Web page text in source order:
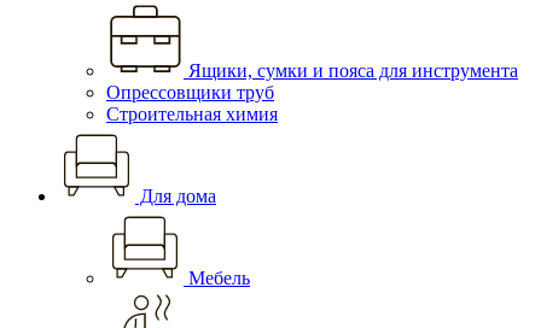
Ящики, сумки и пояса для инструмента
Опрессовщики труб
Строительная химия
Для дома
Мебель